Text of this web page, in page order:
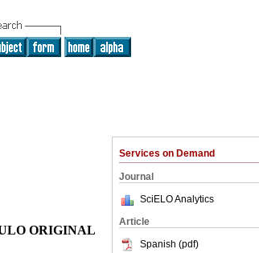
Services on Demand
Journal
SciELO Analytics
Article
Spanish (pdf)
ORIGINAL